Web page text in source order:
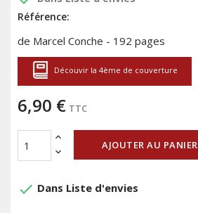
Référence:
de Marcel Conche - 192 pages
Découvir la 4ème de couverture
6,90 € TTC
AJOUTER AU PANIER
done Dans Liste d'envies